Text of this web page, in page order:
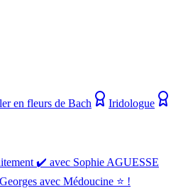
en fleurs de Bach
Iridologue
✔️ avec Sophie AGUESSE
avec Médoucine ⭐ !